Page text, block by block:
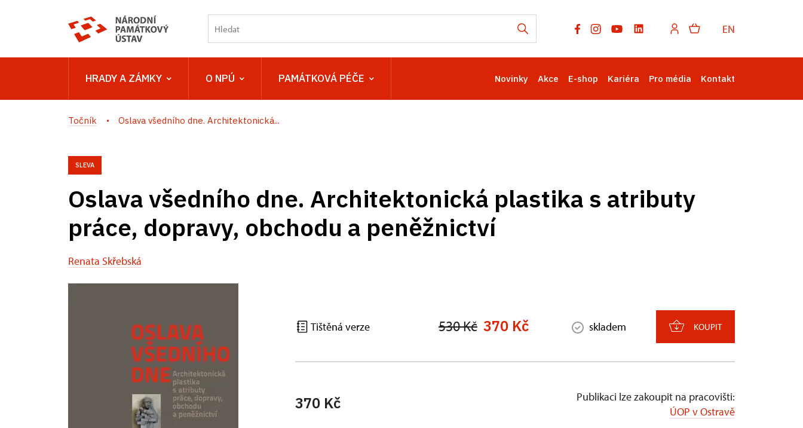
EN
HRADY A ZÁMKY O NPÚ PAMÁTKOVÁ PÉČE Novinky Akce E-shop Kariéra Pro média Kontakt
Točník Oslava všedního dne. Architektonická...
SLEVA
Oslava všedního dne. Architektonická plastika s atributy
práce, dopravy, obchodu a peněžnictví
Renata Skřebská
Tištěná verze 530 Kč 370 Kč skladem KOUPIT
370 Kč
Publikaci lze zakoupit na pracovišti:
ÚOP v Ostravě